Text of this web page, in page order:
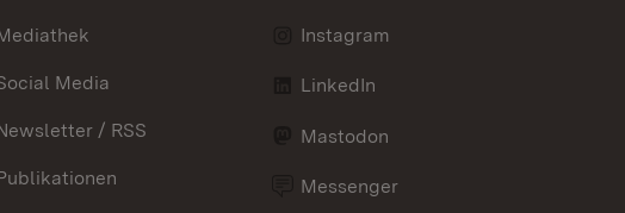
Media
/ RSS
Instagram
LinkedIn
Mastodon
Messenger